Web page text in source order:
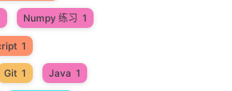
Numpy 练习 1
1
Git 1 Java 1